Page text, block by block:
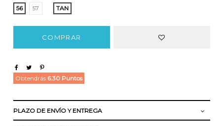
56
57 TAN
COMPRAR
Obtendrás 6.30 Puntos
PLAZO DE ENVÍO Y ENTREGA